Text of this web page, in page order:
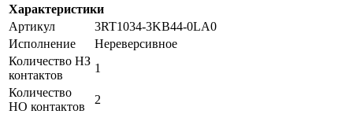
Характеристики
Артикул
3RT1034-3KB44-0LA0
Исполнение
Нереверсивное
Количество НЗ
контактов
1
Количество
НО контактов
2